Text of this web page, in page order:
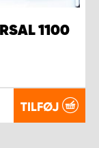
1100
TILFØJ